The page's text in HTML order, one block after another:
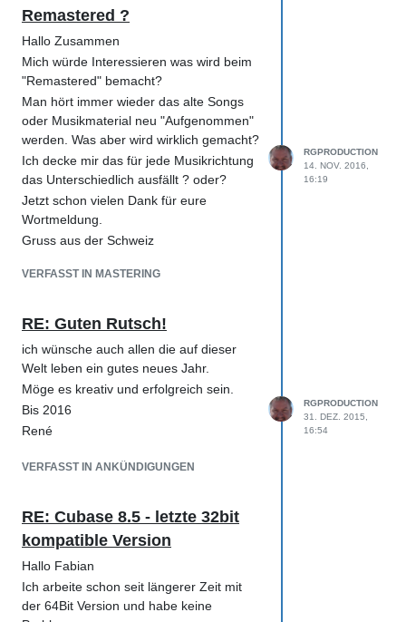
Remastered ?
Hallo Zusammen
Mich würde Interessieren was wird beim
"Remastered" bemacht?
Man hört immer wieder das alte Songs
oder Musikmaterial neu "Aufgenommen"
werden. Was aber wird wirklich gemacht?
Ich decke mir das für jede Musikrichtung
das Unterschiedlich ausfällt ? oder?
Jetzt schon vielen Dank für eure
Wortmeldung.
Gruss aus der Schweiz
VERFASST IN MASTERING
RGPRODUCTION
14. NOV. 2016,
16:19
RE: Guten Rutsch!
ich wünsche auch allen die auf dieser
Welt leben ein gutes neues Jahr.
Möge es kreativ und erfolgreich sein.
Bis 2016
René
VERFASST IN ANKÜNDIGUNGEN
RGPRODUCTION
31. DEZ. 2015,
16:54
RE: Cubase 8.5 - letzte 32bit
kompatible Version
Hallo Fabian
Ich arbeite schon seit längerer Zeit mit
der 64Bit Version und habe keine